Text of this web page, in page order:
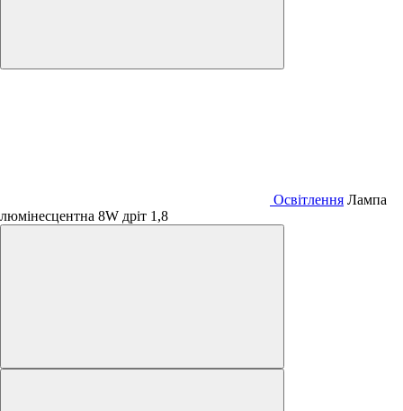
Освітлення Лампа
люмінесцентна 8W дріт 1,8